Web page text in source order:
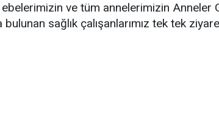
ve tüm annelerimizin Anneler
bulunan sağlık çalışanlarımız tek tek